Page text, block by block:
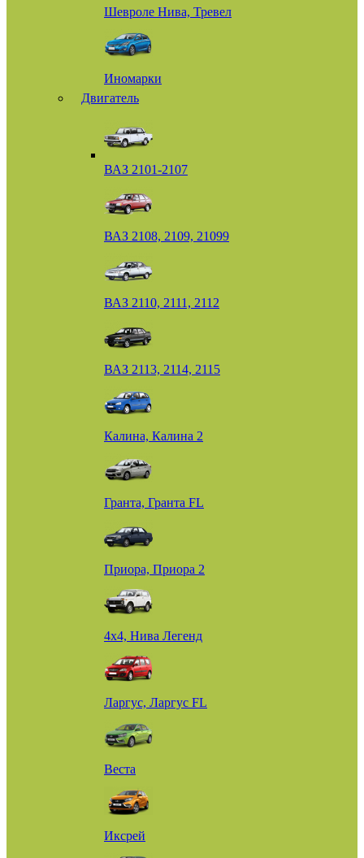
Шевроле Нива, Тревел
Иномарки
Двигатель
ВАЗ 2101-2107
ВАЗ 2108, 2109, 21099
ВАЗ 2110, 2111, 2112
ВАЗ 2113, 2114, 2115
Калина, Калина 2
Гранта, Гранта FL
Приора, Приора 2
4х4, Нива Легенд
Ларгус, Ларгус FL
Веста
Иксрей